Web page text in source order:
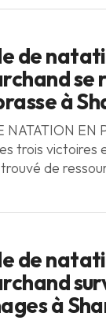
de
se
à
NATATION EN
trois victoires
de
de
à